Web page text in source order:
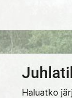
Haluatko